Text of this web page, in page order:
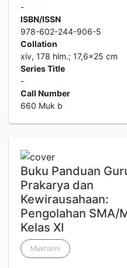
-
ISBN/ISSN
978-602-244-906-5
Collation
xiv, 178 hlm.; 17,6x25 cm
Series Title
-
Call Number
660 Muk b
Buku Panduan
Prakarya dan
Kewirausahaan:
Pengolahan SMA/
Kelas XI
Muktiarni